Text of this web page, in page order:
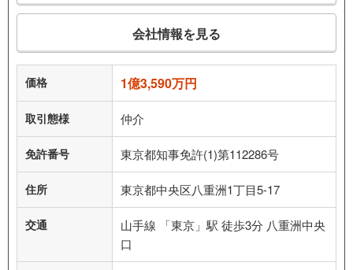
会社情報を見る
価格 1億3,590万円
取引態様 仲介
免許番号 東京都知事免許(1)第112286号
住所 東京都中央区八重洲1丁目5-17
交通
山手線 「東京」駅 徒歩3分 八重洲中央
口